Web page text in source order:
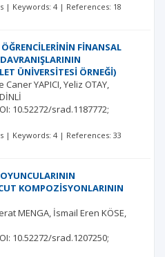
| Keywords: 4 | References: 18
FİNANSAL
ÜNİVERSİTESİ ÖRNEĞİ)
Caner YAPICI Yeliz OTAY
10.52272/srad.1187772;
| Keywords: 4 | References: 33
KOMPOZİSYONLARININ
MENGA İsmail Eren KÖSE
10.52272/srad.1207250;